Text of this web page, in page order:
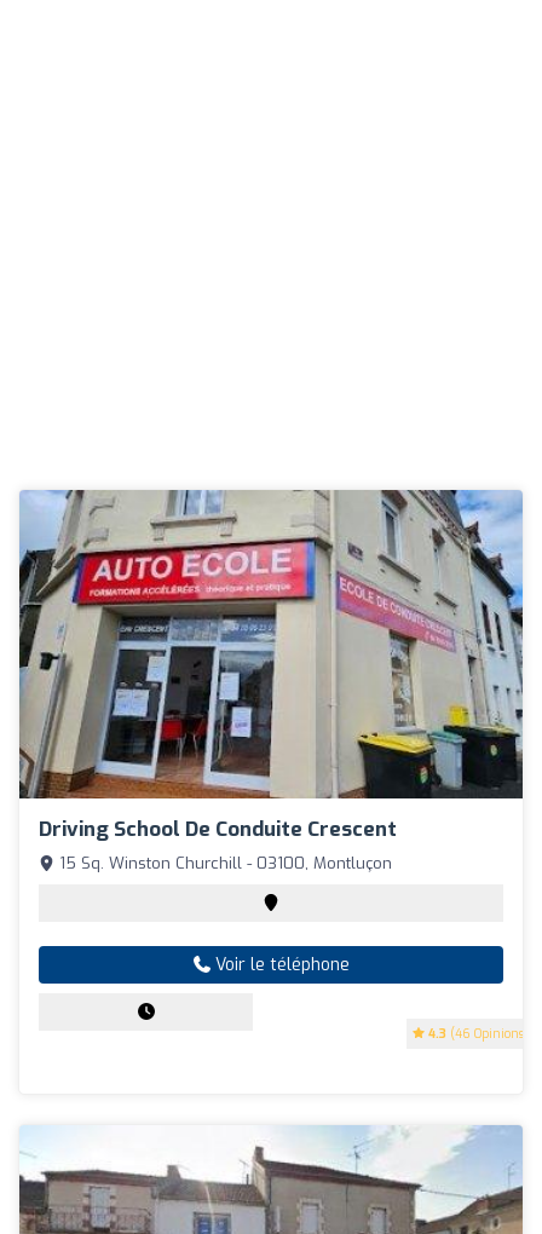
Driving School De Conduite Crescent
4.3 (46 Opinions)
15 Sq. Winston Churchill - 03100, Montluçon
Voir le téléphone